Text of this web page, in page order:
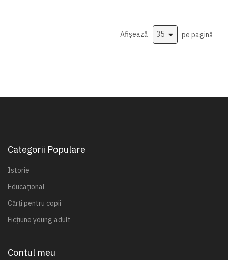
Afișează pe pagină
Categorii Populare
Istorie
Educațional
Cărți pentru copii
Ficțiune young adult
Contul meu